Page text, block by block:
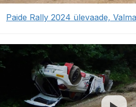
Paide Rally 2024 ülevaade,